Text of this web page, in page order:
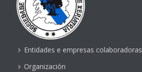
Entidades e empresas colaboradoras
Organización